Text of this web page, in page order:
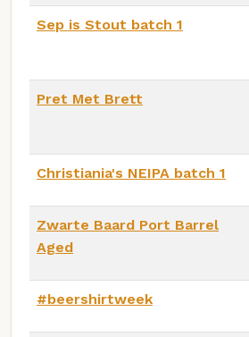
Sep is Stout batch 1
Pret Met Brett
Christiania's NEIPA batch 1
Zwarte Baard Port Barrel
Aged
#beershirtweek